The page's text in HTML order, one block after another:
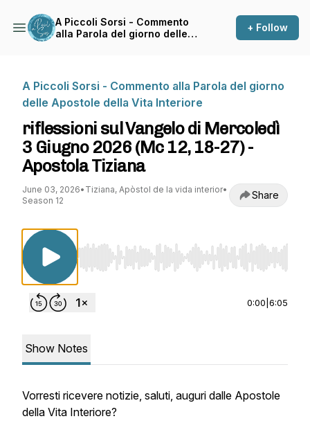
A Piccoli Sorsi - Commento
alla Parola del giorno delle
+ Follow
A Piccoli Sorsi - Commento alla Parola del giorno
delle Apostole della Vita Interiore
riflessioni sul Vangelo di Mercoledì
3 Giugno 2026 (Mc 12, 18-27) -
Apostola Tiziana
June 03, 2026• Tiziana, Apòstol de la vida interior•
Season 12
Share
Use Left/Right to seek, Home/End to jump to
0:00 6:05
Show Notes
Vorresti ricevere notizie, saluti, auguri dalle Apostole
della Vita Interiore?